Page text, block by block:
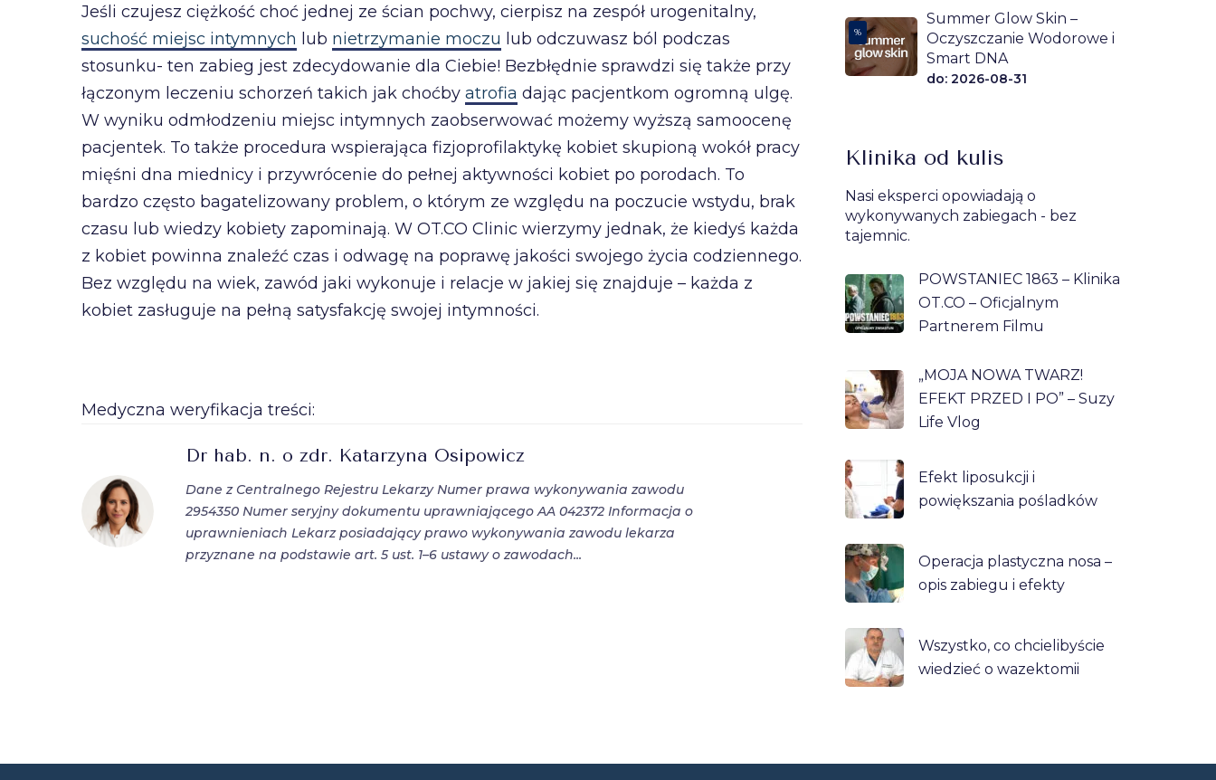
Jeśli czujesz ciężkość choć jednej ze ścian pochwy, cierpisz na zespół urogenitalny,
suchość miejsc intymnych lub nietrzymanie moczu lub odczuwasz ból podczas
stosunku- ten zabieg jest zdecydowanie dla Ciebie! Bezbłędnie sprawdzi się także przy
łączonym leczeniu schorzeń takich jak choćby atrofia dając pacjentkom ogromną ulgę.
W wyniku odmłodzeniu miejsc intymnych zaobserwować możemy wyższą samoocenę
pacjentek. To także procedura wspierająca fizjoprofilaktykę kobiet skupioną wokół pracy
mięśni dna miednicy i przywrócenie do pełnej aktywności kobiet po porodach. To
bardzo często bagatelizowany problem, o którym ze względu na poczucie wstydu, brak
czasu lub wiedzy kobiety zapominają. W OT.CO Clinic wierzymy jednak, że kiedyś każda
z kobiet powinna znaleźć czas i odwagę na poprawę jakości swojego życia codziennego.
Bez względu na wiek, zawód jaki wykonuje i relacje w jakiej się znajduje – każda z
kobiet zasługuje na pełną satysfakcję swojej intymności.
Medyczna weryfikacja treści:
Dr hab. n. o zdr. Katarzyna Osipowicz
Dane z Centralnego Rejestru Lekarzy Numer prawa wykonywania zawodu
2954350 Numer seryjny dokumentu uprawniającego AA 042372 Informacja o
uprawnieniach Lekarz posiadający prawo wykonywania zawodu lekarza
przyznane na podstawie art. 5 ust. 1–6 ustawy o zawodach...
%
Summer Glow Skin –
Oczyszczanie Wodorowe i
Smart DNA
do: 2026-08-31
Klinika od kulis
Nasi eksperci opowiadają o
wykonywanych zabiegach - bez
tajemnic.
POWSTANIEC 1863 – Klinika
OT.CO – Oficjalnym
Partnerem Filmu
„MOJA NOWA TWARZ!
EFEKT PRZED I PO” – Suzy
Life Vlog
Efekt liposukcji i
powiększania pośladków
Operacja plastyczna nosa –
opis zabiegu i efekty
Wszystko, co chcielibyście
wiedzieć o wazektomii